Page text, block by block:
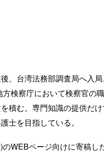
、台湾法務部調査局へ入
検察庁において検察官の
積む。専門知識の提供だ
士を目指している。
WEBページ向けに寄稿し